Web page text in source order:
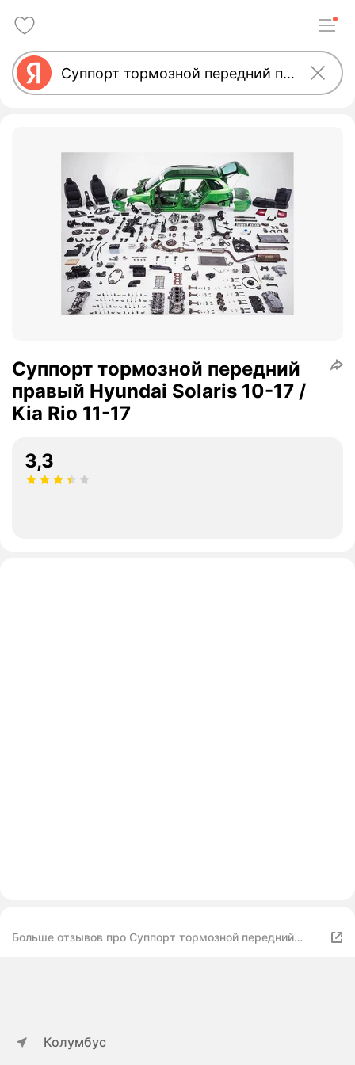
Суппорт тормозной передний
правый Hyundai Solaris 10-17 /
Kia Rio 11-17
3,3
Больше отзывов про Суппорт тормозной передний
Колумбус